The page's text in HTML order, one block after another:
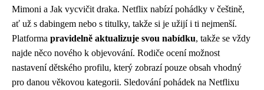
Mimoni a Jak vycvičit draka. Netflix nabízí pohádky v češtině,
ať už s dabingem nebo s titulky, takže si je užijí i ti nejmenší.
Platforma pravidelně aktualizuje svou nabídku, takže se vždy
najde něco nového k objevování. Rodiče ocení možnost
nastavení dětského profilu, který zobrazí pouze obsah vhodný
pro danou věkovou kategorii. Sledování pohádek na Netflixu